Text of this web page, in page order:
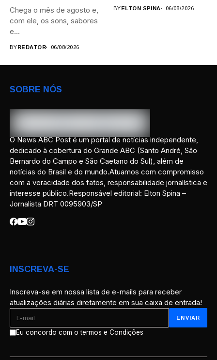
Chega o mês de agosto e,
com ele, os sons, sabores
e...
BYREDATOR 06/08/2026
BYELTON SPINA 06/08/2026
SOBRE NÓS
O News ABC Post é um portal de notícias independente,
dedicado à cobertura do Grande ABC (Santo André, São
Bernardo do Campo e São Caetano do Sul), além de
notícias do Brasil e do mundo.Atuamos com compromisso
com a veracidade dos fatos, responsabilidade jornalística e
interesse público.Responsável editorial: Elton Spina –
Jornalista DRT 0095903/SP
INSCREVA-SE
Inscreva-se em nossa lista de e-mails para receber
atualizações diárias diretamente em sua caixa de entrada!
Eu concordo com o termos e Condições